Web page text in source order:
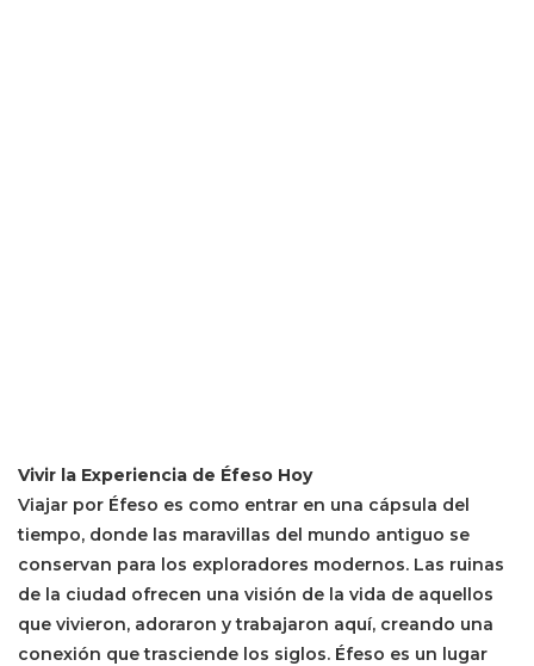
Vivir la Experiencia de Éfeso Hoy
Viajar por Éfeso es como entrar en una cápsula del
tiempo, donde las maravillas del mundo antiguo se
conservan para los exploradores modernos. Las ruinas
de la ciudad ofrecen una visión de la vida de aquellos
que vivieron, adoraron y trabajaron aquí, creando una
conexión que trasciende los siglos. Éfeso es un lugar